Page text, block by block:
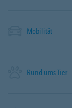
Mobilität
Rund ums Tier